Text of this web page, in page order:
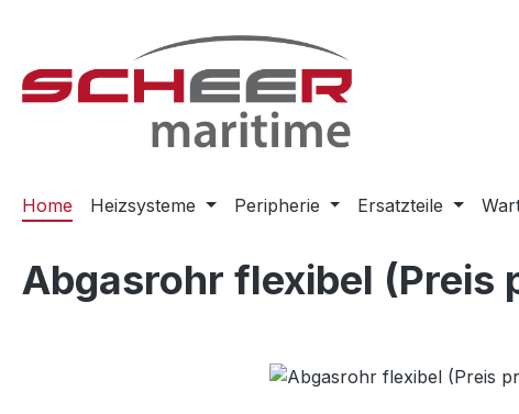
Home Heizsysteme Peripherie Ersatzteile
Abgasrohr flexibel (Preis